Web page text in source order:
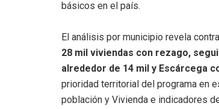
básicos en el país.
El análisis por municipio revela
28 mil viviendas con rezago,
alrededor de 14 mil y Escárcega
prioridad territorial del programa en
población y Vivienda e indicadores